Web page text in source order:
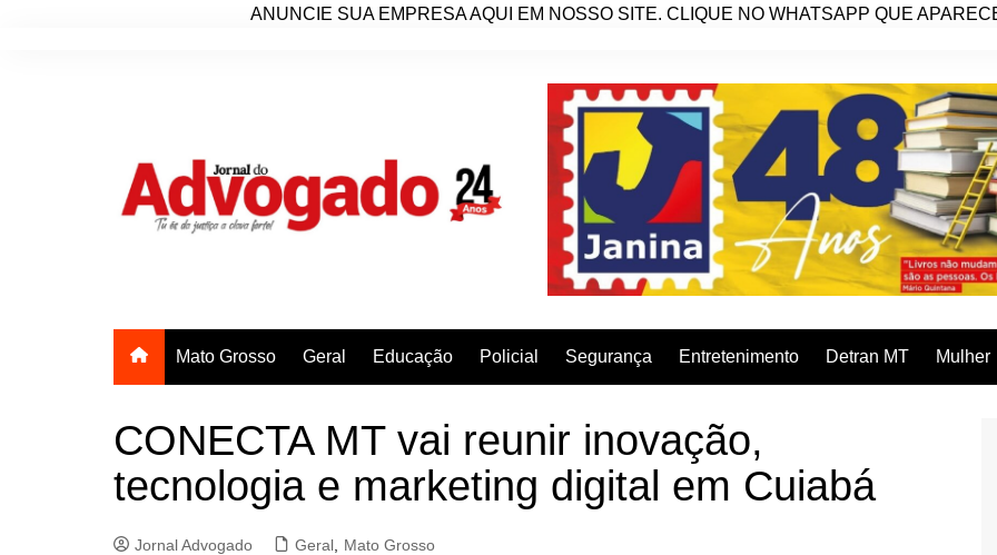
ANUNCIE SUA EMPRESA AQUI EM NOSSO SITE. CLIQUE NO WHATSAPP QUE
Mato Grosso Geral Educação Policial Segurança Entretenimento Detran MT Mulher
CONECTA MT vai reunir inovação,
tecnologia e marketing digital em Cuiabá
Jornal Advogado Geral Mato Grosso